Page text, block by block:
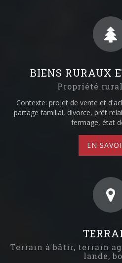
BIENS RURAUX
Propriété
Contexte: projet de vente et
partage familial, divorce, prêt
fermage, état
EN
Terrain à bâtir, terrain
lande,